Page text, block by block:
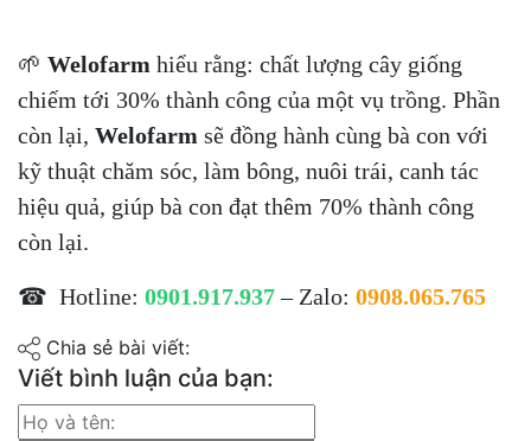
🌱 Welofarm hiểu rằng: chất lượng cây giống
chiếm tới 30% thành công của một vụ trồng. Phần
còn lại, Welofarm sẽ đồng hành cùng bà con với
kỹ thuật chăm sóc, làm bông, nuôi trái, canh tác
hiệu quả, giúp bà con đạt thêm 70% thành công
còn lại.
☎ Hotline: 0901.917.937– Zalo: 0908.065.765
Chia sẻ bài viết:
Viết bình luận của bạn: